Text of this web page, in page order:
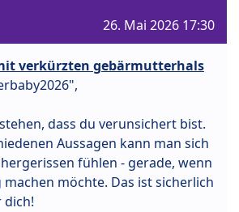
26. Mai 2026 17:30
verkürzten gebärmutterhals
dass du verunsichert bist.
Aussagen kann man sich
fühlen - gerade, wenn
möchte. Das ist sicherlich
dich!